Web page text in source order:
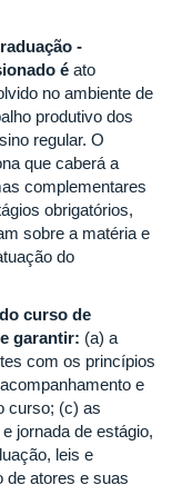
-
é ato
no ambiente de
produtivo dos
regular. O
que caberá a
complementares
obrigatórios,
sobre a matéria e
do
curso de
garantir: (a) a
com os princípios
e
curso; (c) as
jornada de estágio,
leis e
de atores e suas